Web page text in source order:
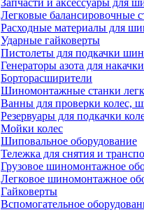
Запчасти и аксессуары для
Легковые балансировочные
Расходные материалы для
Ударные гайковерты
Пистолеты для подкачки шин
Генераторы азота для
Борторасширители
Шиномонтажные станки
Ванны для проверки колес,
Резервуары для подкачки
Мойки колес
Шиповальное оборудование
Тележка для снятия и
Грузовое шиномонтажное
Легковое шиномонтажное
Гайковерты
Вспомогательное